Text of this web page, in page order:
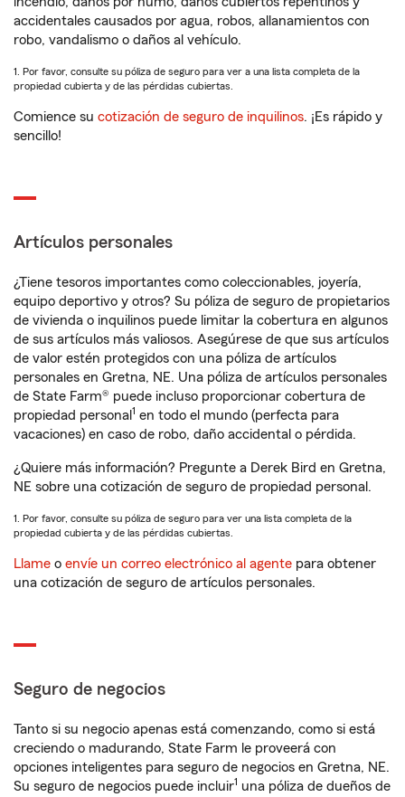
accidentales causados por agua, robos, allanamientos con
robo, vandalismo o daños al vehículo.
1. Por favor, consulte su póliza de seguro para ver a una lista completa de la
propiedad cubierta y de las pérdidas cubiertas.
Comience su cotización de seguro de inquilinos. ¡Es rápido y
sencillo!
Artículos personales
¿Tiene tesoros importantes como coleccionables, joyería,
equipo deportivo y otros? Su póliza de seguro de propietarios
de vivienda o inquilinos puede limitar la cobertura en algunos
de sus artículos más valiosos. Asegúrese de que sus artículos
de valor estén protegidos con una póliza de artículos
personales en Gretna, NE. Una póliza de artículos personales
de State Farm® puede incluso proporcionar cobertura de
propiedad personal 1 en todo el mundo (perfecta para
vacaciones) en caso de robo, daño accidental o pérdida.
¿Quiere más información? Pregunte a Derek Bird en Gretna,
NE sobre una cotización de seguro de propiedad personal.
1. Por favor, consulte su póliza de seguro para ver una lista completa de la
propiedad cubierta y de las pérdidas cubiertas.
Llame o envíe un correo electrónico al agente para obtener
una cotización de seguro de artículos personales.
Seguro de negocios
Tanto si su negocio apenas está comenzando, como si está
creciendo o madurando, State Farm le proveerá con
opciones inteligentes para seguro de negocios en Gretna, NE.
Su seguro de negocios puede incluir1 una póliza de dueños de